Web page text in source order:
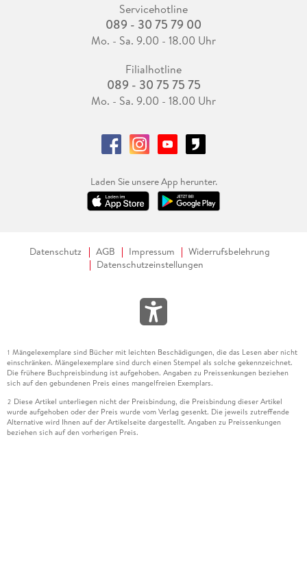
Servicehotline
089 - 30 75 79 00
Mo. - Sa. 9.00 - 18.00 Uhr
Filialhotline
089 - 30 75 75 75
Mo. - Sa. 9.00 - 18.00 Uhr
Laden Sie unsere App herunter.
Datenschutz AGB Impressum
Widerrufsbelehrung
Datenschutzeinstellungen
1 Mängelexemplare sind Bücher mit leichten Beschädigungen, die das Lesen aber nicht
einschränken. Mängelexemplare sind durch einen Stempel als solche gekennzeichnet.
Die frühere Buchpreisbindung ist aufgehoben. Angaben zu Preissenkungen beziehen
sich auf den gebundenen Preis eines mangelfreien Exemplars.
2 Diese Artikel unterliegen nicht der Preisbindung, die Preisbindung dieser Artikel
wurde aufgehoben oder der Preis wurde vom Verlag gesenkt. Die jeweils zutreffende
Alternative wird Ihnen auf der Artikelseite dargestellt. Angaben zu Preissenkungen
beziehen sich auf den vorherigen Preis.